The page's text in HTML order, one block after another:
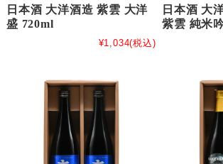
日本酒 大洋酒造 紫雲 大洋
盛 720ml
¥1,034(税込)
日本酒 大
紫雲 純米